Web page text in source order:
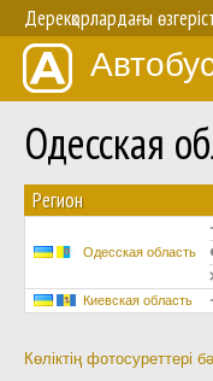
Дерекқорлардағы
Одесская
Регион
Одесская область
Киевская область
Көліктің фотосуреттері